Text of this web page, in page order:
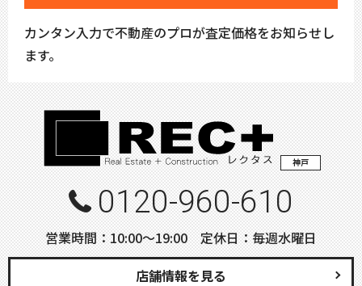
カンタン入力で不動産のプロが査定価格をお知らせし
ます。
神戸
0120-960-610
営業時間：10:00〜19:00 定休日：毎週水曜日
店舗情報を見る